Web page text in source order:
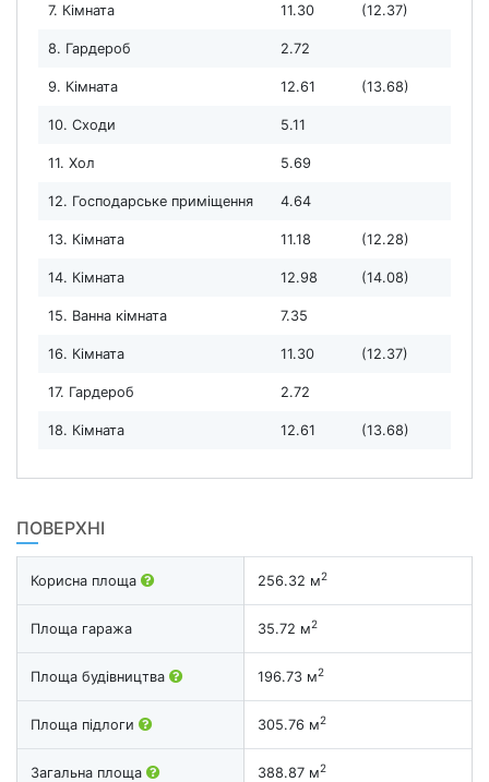
7. Кімната 11.30 (12.37)
8. Гардероб 2.72
9. Кімната 12.61 (13.68)
10. Сходи 5.11
11. Хол 5.69
12. Господарське приміщення 4.64
13. Кімната 11.18 (12.28)
14. Кімната 12.98 (14.08)
15. Ванна кімната 7.35
16. Кімната 11.30 (12.37)
17. Гардероб 2.72
18. Кімната 12.61 (13.68)
ПОВЕРХНІ
Корисна площа 256.32 м2
Площа гаража 35.72 м2
Площа будівництва 196.73 м2
Площа підлоги 305.76 м2
Загальна площа 388.87 м2